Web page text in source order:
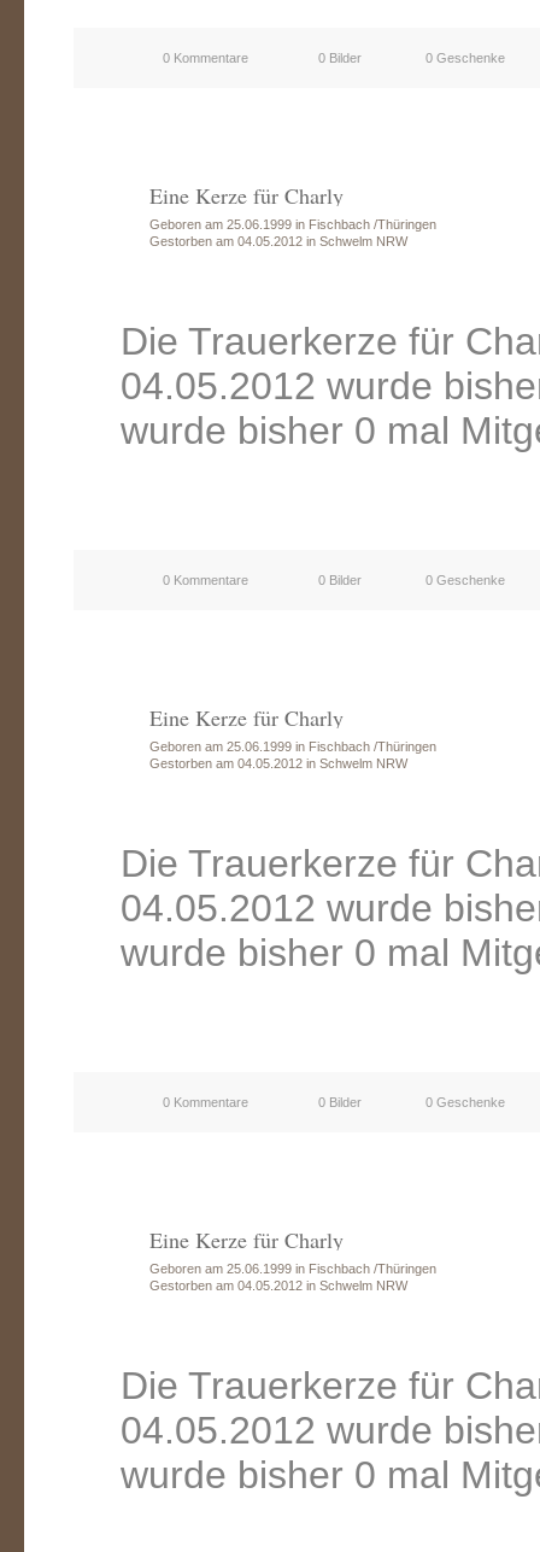
0 Kommentare 0 Bilder 0 Geschenke
Eine Kerze für Charly
Geboren am 25.06.1999 in Fischbach /Thüringen
Gestorben am 04.05.2012 in Schwelm NRW
Die Trauerkerze für
04.05.2012 wurde
wurde bisher 0 mal
0 Kommentare 0 Bilder 0 Geschenke
Eine Kerze für Charly
Geboren am 25.06.1999 in Fischbach /Thüringen
Gestorben am 04.05.2012 in Schwelm NRW
Die Trauerkerze für
04.05.2012 wurde
wurde bisher 0 mal
0 Kommentare 0 Bilder 0 Geschenke
Eine Kerze für Charly
Geboren am 25.06.1999 in Fischbach /Thüringen
Gestorben am 04.05.2012 in Schwelm NRW
Die Trauerkerze für
04.05.2012 wurde
wurde bisher 0 mal